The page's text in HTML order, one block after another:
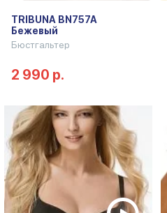
TRIBUNA BN757A
Бежевый
Бюстгальтер
2 990 р.